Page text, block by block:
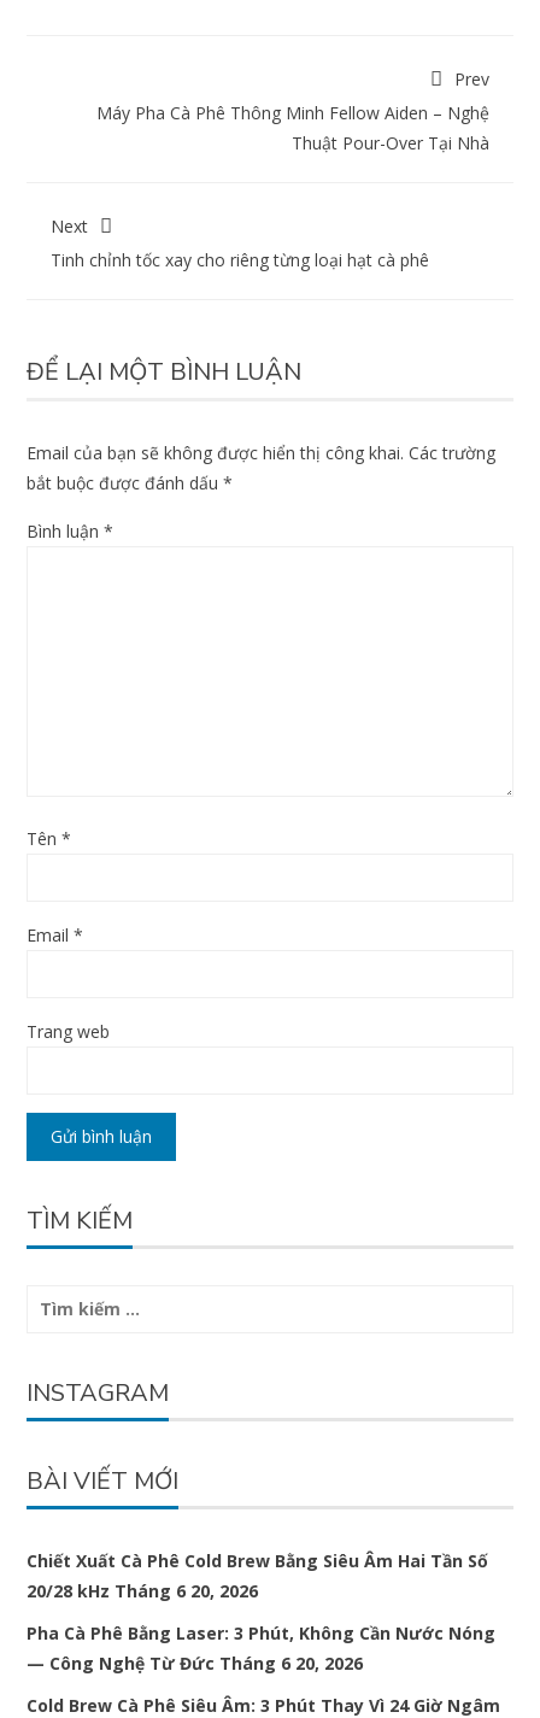
Prev
Máy Pha Cà Phê Thông Minh Fellow Aiden – Nghệ
Thuật Pour-Over Tại Nhà
Next
Tinh chỉnh tốc xay cho riêng từng loại hạt cà phê
ĐỂ LẠI MỘT BÌNH LUẬN
Email của bạn sẽ không được hiển thị công khai. Các trường
bắt buộc được đánh dấu*
Bình luận*
Tên*
Email*
Trang web
TÌM KIẾM
Tìm
INSTAGRAM
BÀI VIẾT MỚI
Chiết Xuất Cà Phê Cold Brew Bằng Siêu Âm Hai Tần Số
20/28 kHz Tháng 6 20, 2026
Pha Cà Phê Bằng Laser: 3 Phút, Không Cần Nước Nóng
— Công Nghệ Từ Đức Tháng 6 20, 2026
Cold Brew Cà Phê Siêu Âm: 3 Phút Thay Vì 24 Giờ Ngâm